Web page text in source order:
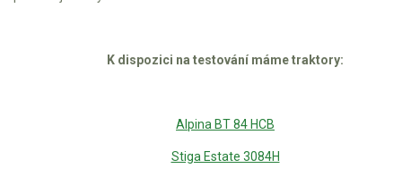
K dispozici na testování máme traktory:
Alpina BT 84 HCB
Stiga Estate 3084H